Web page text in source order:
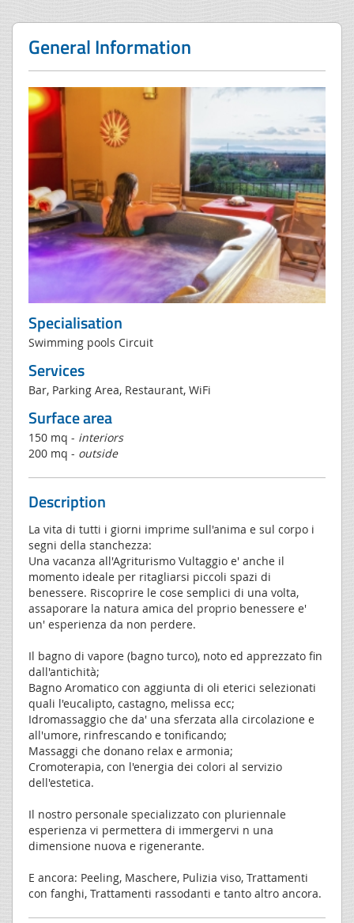
General Information
Specialisation
Swimming pools Circuit
Services
Bar, Parking Area, Restaurant, WiFi
Surface area
150 mq - interiors
200 mq - outside
Description
La vita di tutti i giorni imprime sull'anima e sul corpo i
segni della stanchezza:
Una vacanza all'Agriturismo Vultaggio e' anche il
momento ideale per ritagliarsi piccoli spazi di
benessere. Riscoprire le cose semplici di una volta,
assaporare la natura amica del proprio benessere e'
un' esperienza da non perdere.
Il bagno di vapore (bagno turco), noto ed apprezzato fin
dall'antichità;
Bagno Aromatico con aggiunta di oli eterici selezionati
quali l'eucalipto, castagno, melissa ecc;
Idromassaggio che da' una sferzata alla circolazione e
all'umore, rinfrescando e tonificando;
Massaggi che donano relax e armonia;
Cromoterapia, con l'energia dei colori al servizio
dell'estetica.
Il nostro personale specializzato con pluriennale
esperienza vi permettera di immergervi n una
dimensione nuova e rigenerante.
E ancora: Peeling, Maschere, Pulizia viso, Trattamenti
con fanghi, Trattamenti rassodanti e tanto altro ancora.